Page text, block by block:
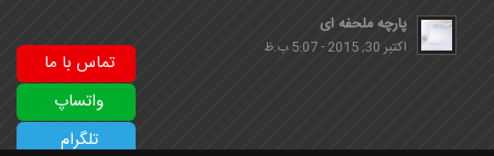
تماس با ما
واتساپ
تلگرام
پارچه ملحفه ای
اکتبر 30, 2015 - 5:07 ب.ظ